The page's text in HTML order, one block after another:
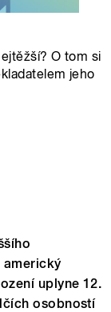
O tom si
jeho
americký
uplyne 12.
osobností